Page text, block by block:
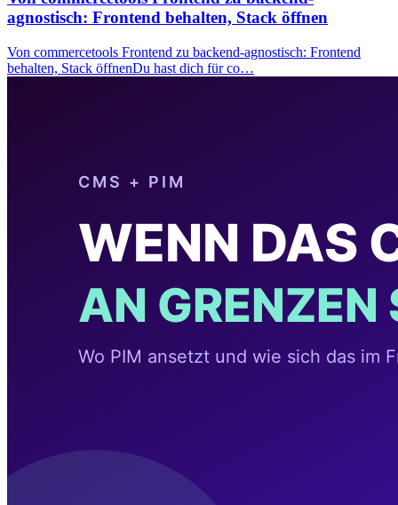
agnostisch: Frontend behalten, Stack öffnen
Von commercetools Frontend zu backend-agnostisch: Frontend
behalten, Stack öffnenDu hast dich für co…